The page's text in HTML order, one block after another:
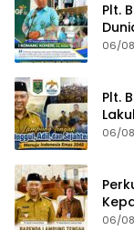
Plt.
06/
Plt.
51
06/
06/